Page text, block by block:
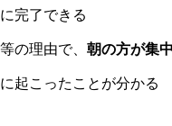
完了できる
の理由で、 朝の方が集
起こったことが分かる